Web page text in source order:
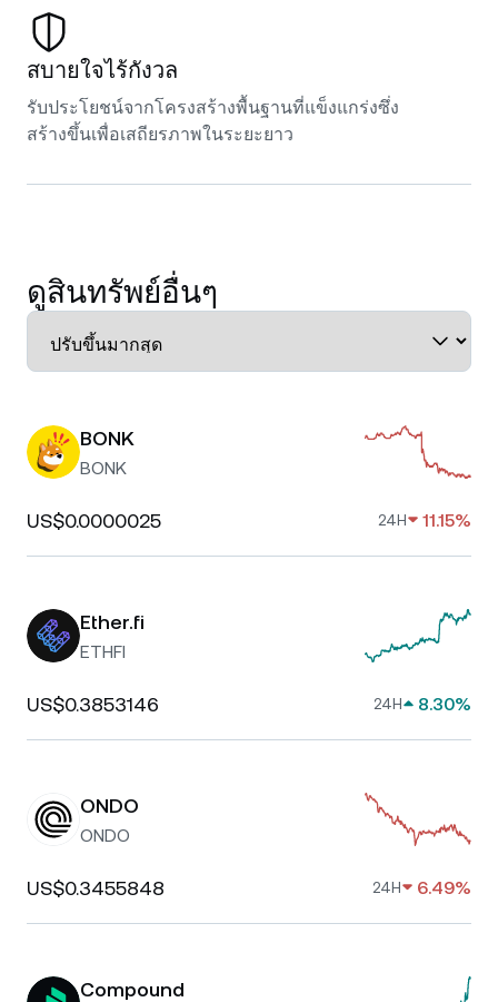
สบายใจไร้กังวล
รับประโยชน์จากโครงสร้างพื้นฐานที่แข็งแกร่งซึ่ง
สร้างขึ้นเพื่อเสถียรภาพในระยะยาว
ดูสินทรัพย์อื่นๆ
BONK
BONK
US$0.0000025 24H 11.15%
Ether.fi
ETHFI
US$0.3853146 24H 8.30%
ONDO
ONDO
US$0.3455848 24H 6.49%
Compound